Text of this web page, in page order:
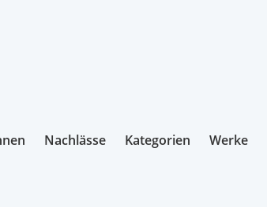
Nachlässe Kategorien Werke